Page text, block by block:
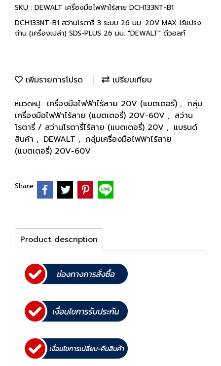
SKU : DEWALT เครื่องมือไฟฟ้าไร้สาย DCH133NT-B1
DCH133NT-B1 สว่านโรตารี่ 3 ระบบ 26 มม. 20V MAX ไร้แปรง
ถ่าน (เครื่องเปล่า) SDS-PLUS 26 มม. "DEWALT" ดีวอลท์
เพิ่มรายการโปรด เปรียบเทียบ
หมวดหมู่ : เครื่องมือไฟฟ้าไร้สาย 20V (แบตเตอรี่) , กลุ่ม
เครื่องมือไฟฟ้าไร้สาย (แบตเตอรี่) 20V-60V , สว่าน
โรตารี่ / สว่านโรตารี่ไร้สาย (แบตเตอรี่) 20V , แบรนด์
สินค้า , DEWALT , กลุ่มเครื่องมือไฟฟ้าไร้สาย
(แบตเตอรี่) 20V-60V
Share
Product description